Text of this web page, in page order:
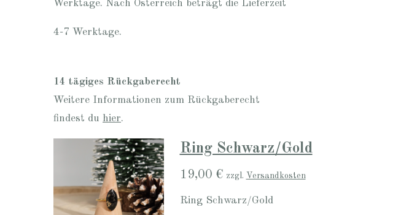
Werktage. Nach Österreich beträgt die Lieferzeit
4-7 Werktage.
14 tägiges Rückgaberecht
Weitere Informationen zum Rückgaberecht
findest du hier.
Ring Schwarz/Gold
19,00 € zzgl. Versandkosten
Ring Schwarz/Gold